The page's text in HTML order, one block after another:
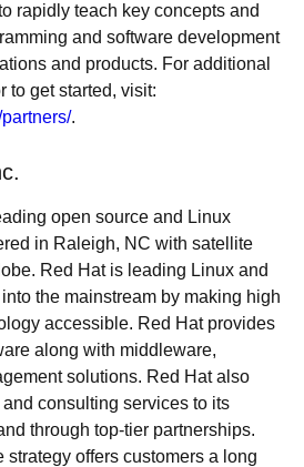
rapidly teach key concepts and
and software development
and products. For additional
to get started, visit:
.
open source and Linux
in Raleigh, NC with satellite
Red Hat is leading Linux and
the mainstream by making high
accessible. Red Hat provides
along with middleware,
solutions. Red Hat also
consulting services to its
through top-tier partnerships.
strategy offers customers a long